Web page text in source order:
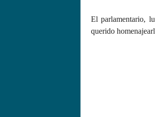
El parlamentario,
querido